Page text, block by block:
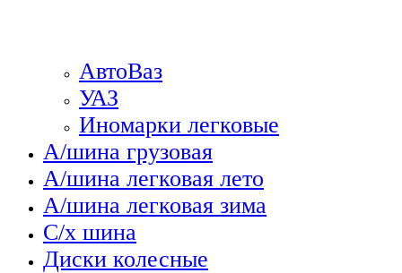
АвтоВаз
УАЗ
Иномарки легковые
А/шина грузовая
А/шина легковая лето
А/шина легковая зима
С/х шина
Диски колесные